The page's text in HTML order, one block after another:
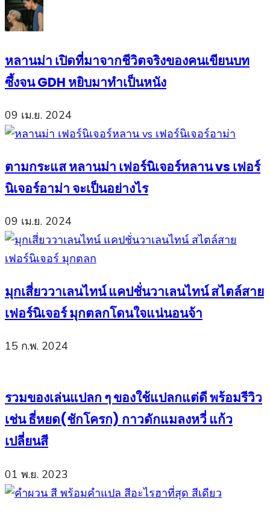
หลานม่า เปิดที่มาจากชีวิตจริงของคนเขียนบท
ซึ้งจน GDH หยิบมาทำเป็นหนัง
09 เม.ย. 2024
ตามกระแส หลานม่า เฟอร์นิเจอร์หลาน vs เฟอร์
นิเจอร์อาม่า จะเป็นอย่างไร
09 เม.ย. 2024
มุกเสี่ยววาเลนไทน์ แคปชั่นวาเลนไทน์ สไตล์สาย
เฟอร์นิเจอร์ มุกตลกโดนใจแน่นอนจ้า
15 ก.พ. 2024
รวมของเล่นแปลก ๆ ของใช้แปลกแต่ดี พร้อมรีวิว
เช่น ธี่หยด(ชักโครก) กาวดักแมลงหวี่ แก้ว
เปลี่ยนสี
01 พ.ย. 2023